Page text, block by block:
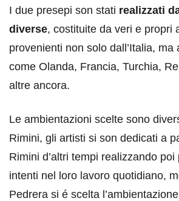
I due presepi son stati realizzati
diverse, costituite da veri e propri
provenienti non solo dall’Italia, ma
come Olanda, Francia, Turchia,
altre ancora.
Le ambientazioni scelte sono
Rimini, gli artisti si son dedicati a
Rimini d’altri tempi realizzando poi
intenti nel loro lavoro quotidiano,
Pedrera si é scelta